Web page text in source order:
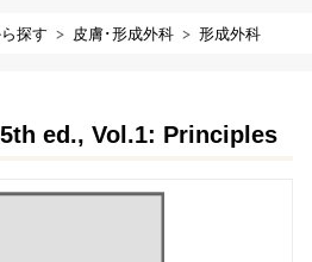
探す 皮膚･形成外科 形成外科
ed., Vol.1: Principles